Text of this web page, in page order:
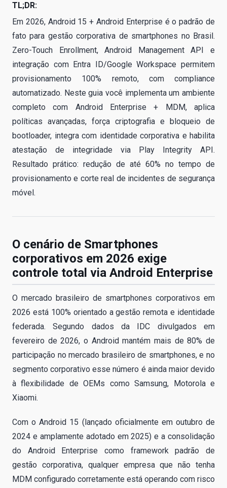
TL;DR:
Em 2026, Android 15 + Android Enterprise é o padrão de
fato para gestão corporativa de smartphones no Brasil.
Zero-Touch Enrollment, Android Management API e
integração com Entra ID/Google Workspace permitem
provisionamento 100% remoto, com compliance
automatizado. Neste guia você implementa um ambiente
completo com Android Enterprise + MDM, aplica
políticas avançadas, força criptografia e bloqueio de
bootloader, integra com identidade corporativa e habilita
atestação de integridade via Play Integrity API.
Resultado prático: redução de até 60% no tempo de
provisionamento e corte real de incidentes de segurança
móvel.
O cenário de Smartphones
corporativos em 2026 exige
controle total via Android Enterprise
O mercado brasileiro de smartphones corporativos em
2026 está 100% orientado a gestão remota e identidade
federada. Segundo dados da IDC divulgados em
fevereiro de 2026, o Android mantém mais de 80% de
participação no mercado brasileiro de smartphones, e no
segmento corporativo esse número é ainda maior devido
à flexibilidade de OEMs como Samsung, Motorola e
Xiaomi.
Com o Android 15 (lançado oficialmente em outubro de
2024 e amplamente adotado em 2025) e a consolidação
do Android Enterprise como framework padrão de
gestão corporativa, qualquer empresa que não tenha
MDM configurado corretamente está operando com risco